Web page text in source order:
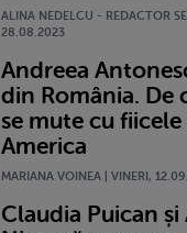
ALINA NEDELCU - REDACTOR
28.08.2023
Andreea
din România. De
se mute cu fiicele
America
MARIANA VOINEA | VINERI,
Claudia Puican și